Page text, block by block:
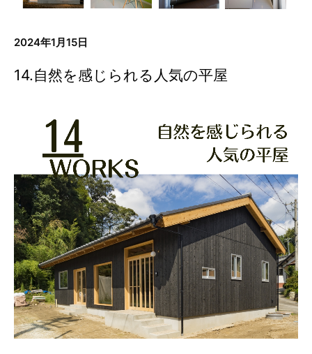
2024年1月15日
14.自然を感じられる人気の平屋